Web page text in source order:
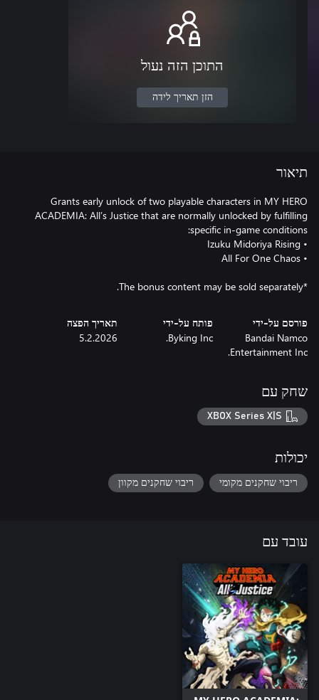
התוכן הזה נעול
הזן תאריך לידה
תיאור
Grants early unlock of two playable characters in MY HERO
ACADEMIA: All’s Justice that are normally unlocked by fulfilling
*The bonus content may be sold separately.
פורסם על-ידי
Bandai Namco
Entertainment Inc.
פותח על-ידי
Byking Inc.
תאריך הפצה
5.2.2026
שחק עם
XBOX Series X|S
יכולות
ריבוי שחקנים מקומי ריבוי שחקנים מקוון
עובד עם